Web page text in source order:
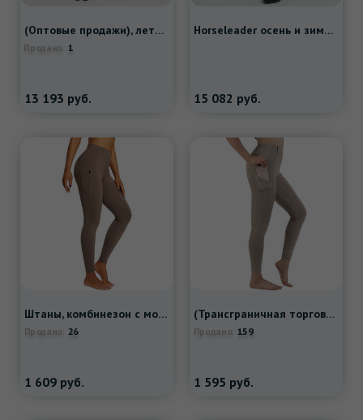
(Оптовые продажи), летние тонкие штаны, нескользящое силиконовое снаряжение
Продано: 1
13 193 руб.
Horseleader осень и зимние детские конные штаны Силиконовый четырех сезонов конная оборудование рыцарская одежда Женская профессиональная конкуренция
15 082 руб.
Штаны, комбинезон с молнией, эластичный утягивающий пояс на талию, европейский стиль, в обтяжку
Продано: 26
1 609 руб.
(Трансграничная торговля), (Оптовые продажи), эластичные штаны, нескользящий спортивный костюм, европейский стиль
Продано: 159
1 595 руб.